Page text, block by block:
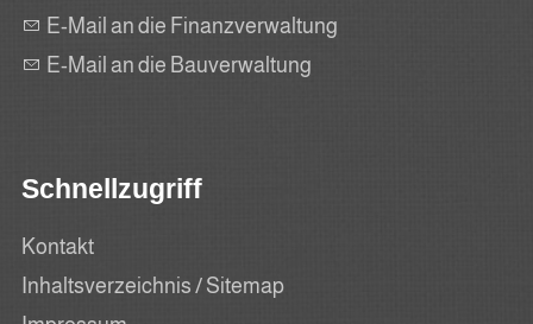
E-Mail an die Finanzverwaltung
E-Mail an die Bauverwaltung
Schnellzugriff
Kontakt
Inhaltsverzeichnis / Sitemap